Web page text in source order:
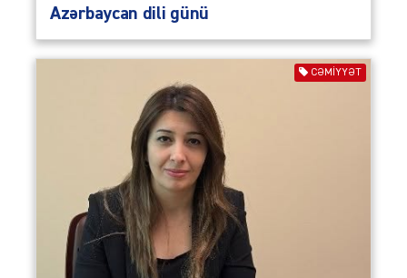
Azərbaycan dili günü
CƏMIYYƏT